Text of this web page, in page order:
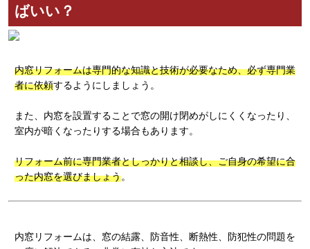
ばいい？
内窓リフォームは専門的な知識と技術が必要なため、必ず専門業
者に依頼するようにしましょう。
また、内窓を設置することで窓の開け閉めがしにくくなったり、
室内が暗くなったりする場合もあります。
リフォーム前に専門業者としっかりと相談し、ご自身の希望に合
った内窓を選びましょう。
内窓リフォームは、窓の結露、防音性、断熱性、防犯性の問題を